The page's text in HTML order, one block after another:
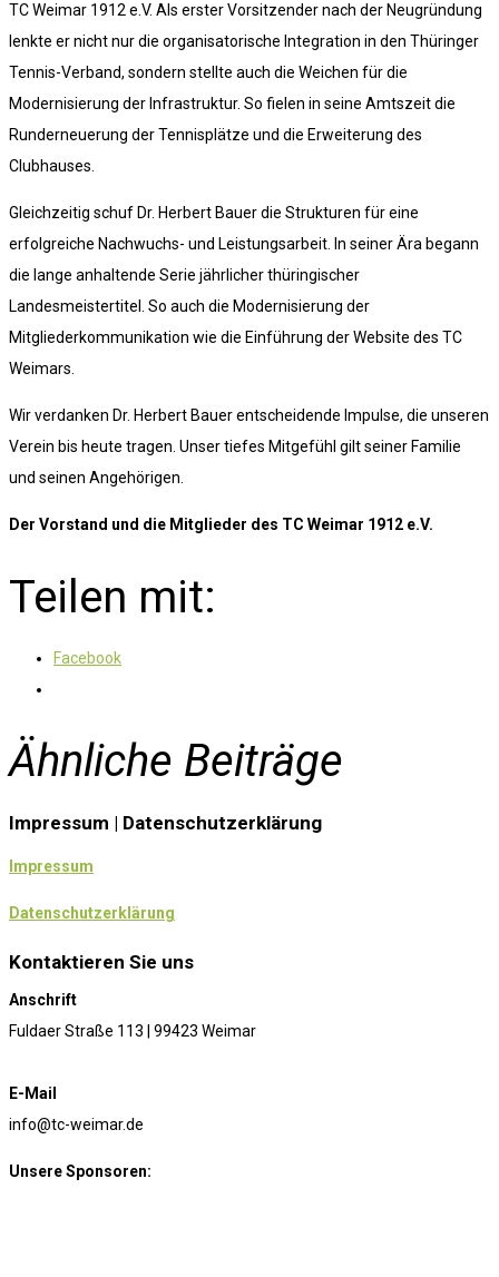
TC Weimar 1912 e.V. Als erster Vorsitzender nach der Neugründung
lenkte er nicht nur die organisatorische Integration in den Thüringer
Tennis-Verband, sondern stellte auch die Weichen für die
Modernisierung der Infrastruktur. So fielen in seine Amtszeit die
Runderneuerung der Tennisplätze und die Erweiterung des
Clubhauses.
Gleichzeitig schuf Dr. Herbert Bauer die Strukturen für eine
erfolgreiche Nachwuchs- und Leistungsarbeit. In seiner Ära begann
die lange anhaltende Serie jährlicher thüringischer
Landesmeistertitel. So auch die Modernisierung der
Mitgliederkommunikation wie die Einführung der Website des TC
Weimars.
Wir verdanken Dr. Herbert Bauer entscheidende Impulse, die unseren
Verein bis heute tragen. Unser tiefes Mitgefühl gilt seiner Familie
und seinen Angehörigen.
Der Vorstand und die Mitglieder des TC Weimar 1912 e.V.
Teilen mit:
Facebook
Ähnliche Beiträge
Impressum | Datenschutzerklärung
Impressum
Datenschutzerklärung
Kontaktieren Sie uns
Anschrift
Fuldaer Straße 113 | 99423 Weimar
E-Mail
info@tc-weimar.de
Unsere Sponsoren: